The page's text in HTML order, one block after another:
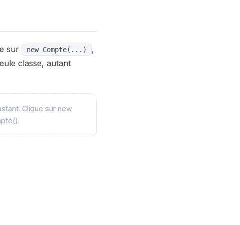
sur new Compte(...)
,
classe, autant
Clique sur new